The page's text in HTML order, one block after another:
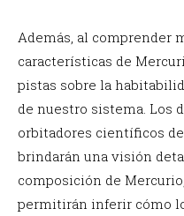
Además, al comprender
características de
pistas sobre la
de nuestro sistema. Los
orbitadores científicos
brindarán una visión
composición de
permitirán inferir cómo